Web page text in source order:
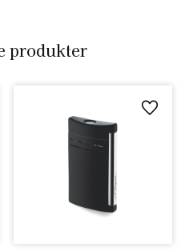
produkter
till i favoriter Lägg